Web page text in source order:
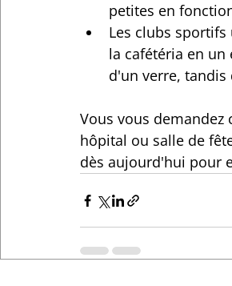
petites en
Les clubs
la cafétéria en
d'un verre,
Vous vous
hôpital ou salle de
dès aujourd'hui pour